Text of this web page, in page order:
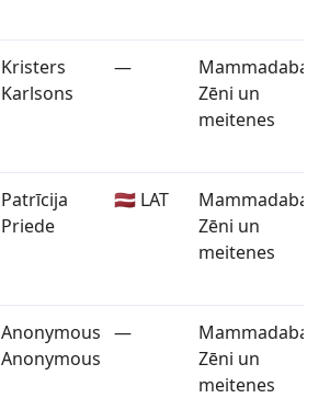
Kristers
Karlsons
—
Mammadaba
Zēni un
meitenes
Patrīcija
Priede
🇱🇻 LAT
Mammadaba
Zēni un
meitenes
Anonymous
Anonymous
—
Mammadaba
Zēni un
meitenes